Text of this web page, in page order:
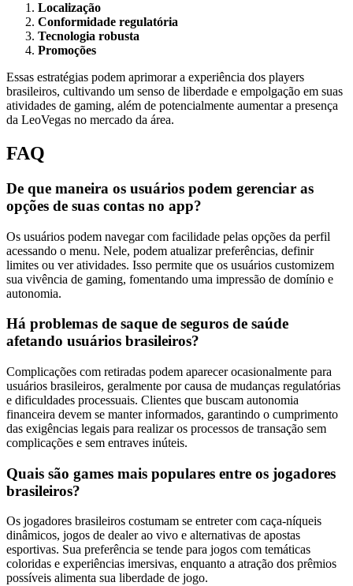
Localização
Conformidade regulatória
Tecnologia robusta
Promoções
Essas estratégias podem aprimorar a experiência dos players
brasileiros, cultivando um senso de liberdade e empolgação em suas
atividades de gaming, além de potencialmente aumentar a presença
da LeoVegas no mercado da área.
FAQ
De que maneira os usuários podem gerenciar as
opções de suas contas no app?
Os usuários podem navegar com facilidade pelas opções da perfil
acessando o menu. Nele, podem atualizar preferências, definir
limites ou ver atividades. Isso permite que os usuários customizem
sua vivência de gaming, fomentando uma impressão de domínio e
autonomia.
Há problemas de saque de seguros de saúde
afetando usuários brasileiros?
Complicações com retiradas podem aparecer ocasionalmente para
usuários brasileiros, geralmente por causa de mudanças regulatórias
e dificuldades processuais. Clientes que buscam autonomia
financeira devem se manter informados, garantindo o cumprimento
das exigências legais para realizar os processos de transação sem
complicações e sem entraves inúteis.
Quais são games mais populares entre os jogadores
brasileiros?
Os jogadores brasileiros costumam se entreter com caça-níqueis
dinâmicos, jogos de dealer ao vivo e alternativas de apostas
esportivas. Sua preferência se tende para jogos com temáticas
coloridas e experiências imersivas, enquanto a atração dos prêmios
possíveis alimenta sua liberdade de jogo.